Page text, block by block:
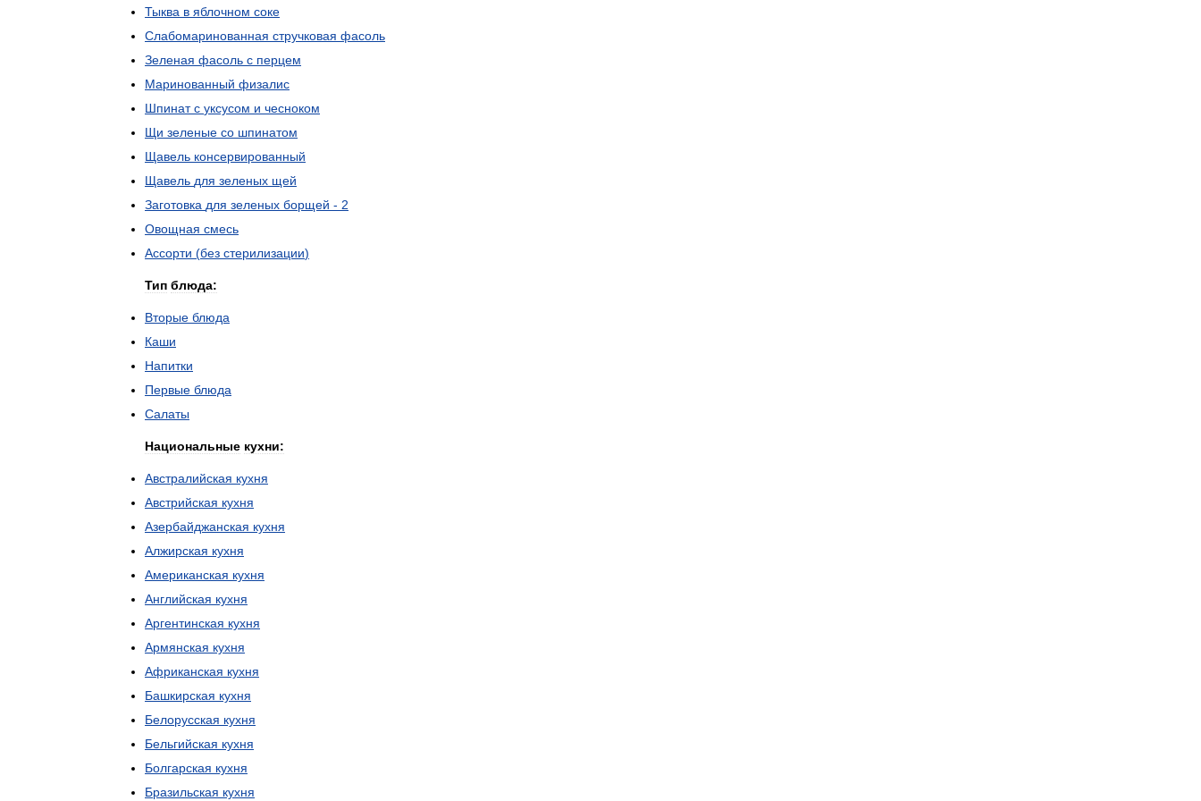
Тыква в яблочном соке
Слабомаринованная стручковая фасоль
Зеленая фасоль с перцем
Маринованный физалис
Шпинат с уксусом и чесноком
Щи зеленые со шпинатом
Щавель консервированный
Щавель для зеленых щей
Заготовка для зеленых борщей - 2
Овощная смесь
Ассорти (без стерилизации)
Тип блюда:
Вторые блюда
Каши
Напитки
Первые блюда
Салаты
Национальные кухни:
Австралийская кухня
Австрийская кухня
Азербайджанская кухня
Алжирская кухня
Американская кухня
Английская кухня
Аргентинская кухня
Армянская кухня
Африканская кухня
Башкирская кухня
Белорусская кухня
Бельгийская кухня
Болгарская кухня
Бразильская кухня